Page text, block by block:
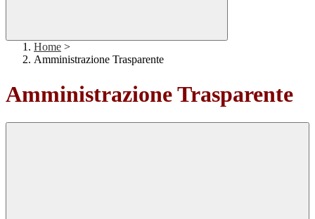
Home >
Amministrazione Trasparente
Amministrazione Trasparente